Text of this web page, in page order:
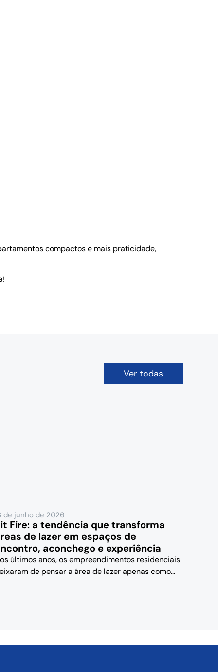
compactos e mais praticidade,
Ver todas
de junho de 2026
Fire: a tendência que transforma
de lazer em espaços de
aconchego e experiência
últimos anos, os empreendimentos residenciais
de pensar a área de lazer apenas como...